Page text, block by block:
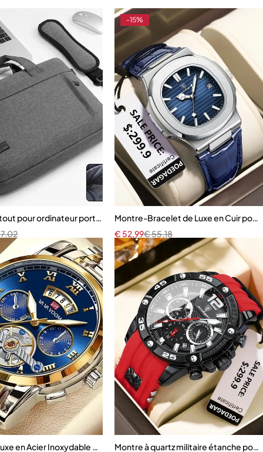
pour ordinateur portable
-15%
Montre-Bracelet de Luxe en Cuir
€55,18
€ 52,99
en Acier Inoxydable pour HommeMontre à quartz militaire étanche